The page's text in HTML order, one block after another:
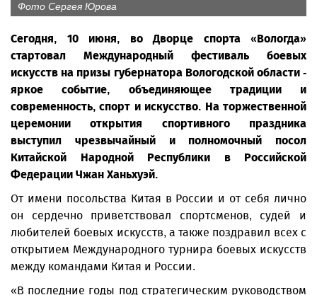
Фото Сергея Юрова
Сегодня, 10 июня, во Дворце спорта «Вологда»
стартовал Международный фестиваль боевых
искусств на призы губернатора Вологодской области -
яркое событие, объединяющее традиции и
современность, спорт и искусство. На торжественной
церемонии открытия спортивного праздника
выступил чрезвычайный и полномочный посол
Китайской Народной Республики в Российской
Федерации Чжан Ханьхуэй.
От имени посольства Китая в России и от себя лично
он сердечно приветствовал спортсменов, судей и
любителей боевых искусств, а также поздравил всех с
открытием Международного турнира боевых искусств
между командами Китая и России.
«В последние годы под стратегическим руководством